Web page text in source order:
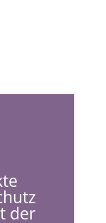
der